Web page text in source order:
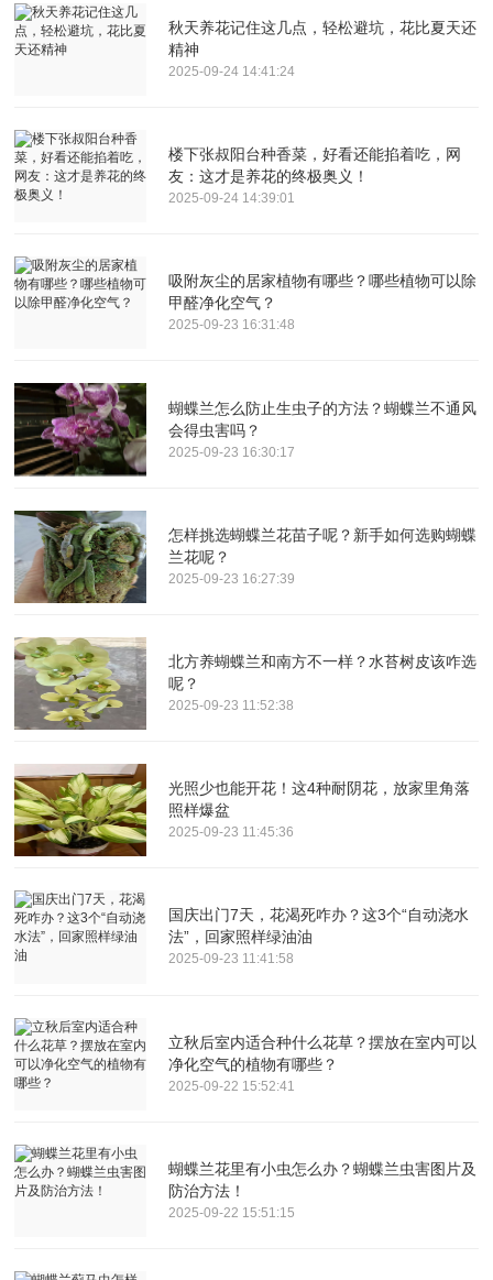
秋天养花记住这几点，轻松避坑，花比夏天还
精神
2025-09-24 14:41:24
楼下张叔阳台种香菜，好看还能掐着吃，网
友：这才是养花的终极奥义！
2025-09-24 14:39:01
吸附灰尘的居家植物有哪些？哪些植物可以除
甲醛净化空气？
2025-09-23 16:31:48
蝴蝶兰怎么防止生虫子的方法？蝴蝶兰不通风
会得虫害吗？
2025-09-23 16:30:17
怎样挑选蝴蝶兰花苗子呢？新手如何选购蝴蝶
兰花呢？
2025-09-23 16:27:39
北方养蝴蝶兰和南方不一样？水苔树皮该咋选
呢？
2025-09-23 11:52:38
光照少也能开花！这4种耐阴花，放家里角落
照样爆盆
2025-09-23 11:45:36
国庆出门7天，花渴死咋办？这3个“自动浇水
法”，回家照样绿油油
2025-09-23 11:41:58
立秋后室内适合种什么花草？摆放在室内可以
净化空气的植物有哪些？
2025-09-22 15:52:41
蝴蝶兰花里有小虫怎么办？蝴蝶兰虫害图片及
防治方法！
2025-09-22 15:51:15